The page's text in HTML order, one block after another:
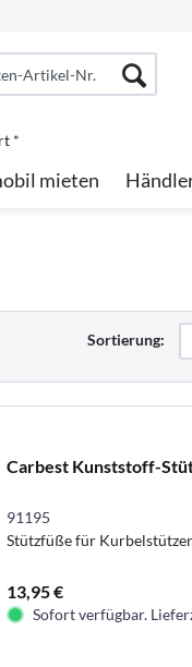
*
mieten
Sortierung:
Carbest Kunststoff-
91195
Stützfüße für
13,95 €
Sofort verfügbar.